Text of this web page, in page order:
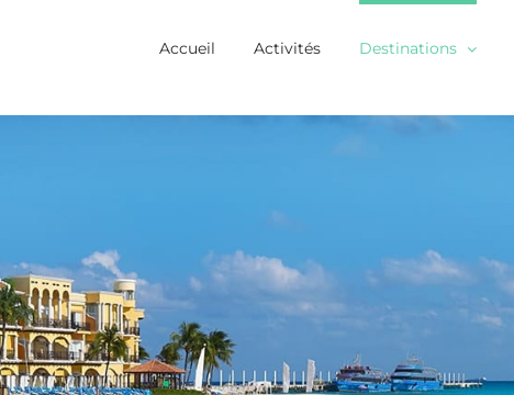
Accueil Activités Destinations